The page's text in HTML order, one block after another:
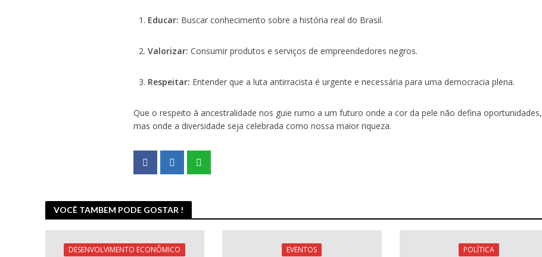
Educar: Buscar conhecimento sobre a história real do Brasil.
Valorizar: Consumir produtos e serviços de empreendedores negros.
Respeitar: Entender que a luta antirracista é urgente e necessária para uma democracia plena.
Que o respeito à ancestralidade nos guie rumo a um futuro onde a cor da pele não defina oportunidades,
mas onde a diversidade seja celebrada como nossa maior riqueza.
VOCÊ TAMBEM PODE GOSTAR !
DESENVOLVIMENTO ECONÔMICO
EVENTOS
POLÍTICA